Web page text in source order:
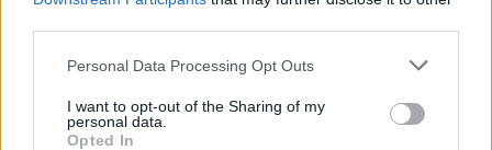
Personal Data Processing Opt Outs
I want to opt-out of the Sharing of my
personal data.
Opted In
offrendo al tempo stesso un’ergonomia e un’estetica eccezionali.
Redmi S2 ha tre slot per due schede SIM e una scheda microSD fino